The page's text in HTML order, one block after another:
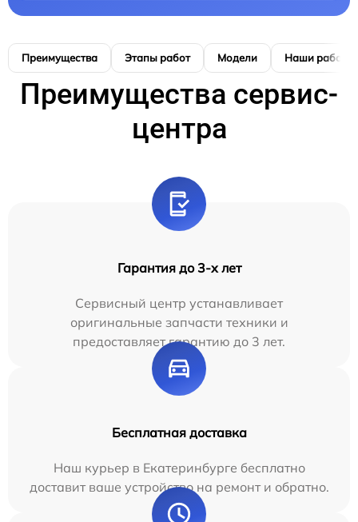
Преимущества Этапы работ Модели Наши работы
Преимущества сервис-
центра
Гарантия до 3-х лет
Сервисный центр устанавливает
оригинальные запчасти техники и
предоставляет гарантию до 3 лет.
Бесплатная доставка
Наш курьер в Екатеринбурге бесплатно
доставит ваше устройство на ремонт и обратно.